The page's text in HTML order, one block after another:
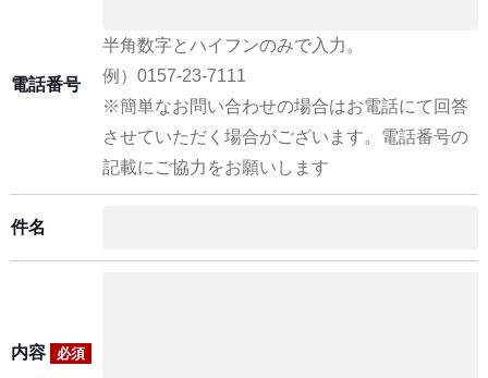
電話番号
半角数字とハイフンのみで入力。
例）0157-23-7111
※簡単なお問い合わせの場合はお電話にて回答
させていただく場合がございます。電話番号の
記載にご協力をお願いします
件名
内容 必須